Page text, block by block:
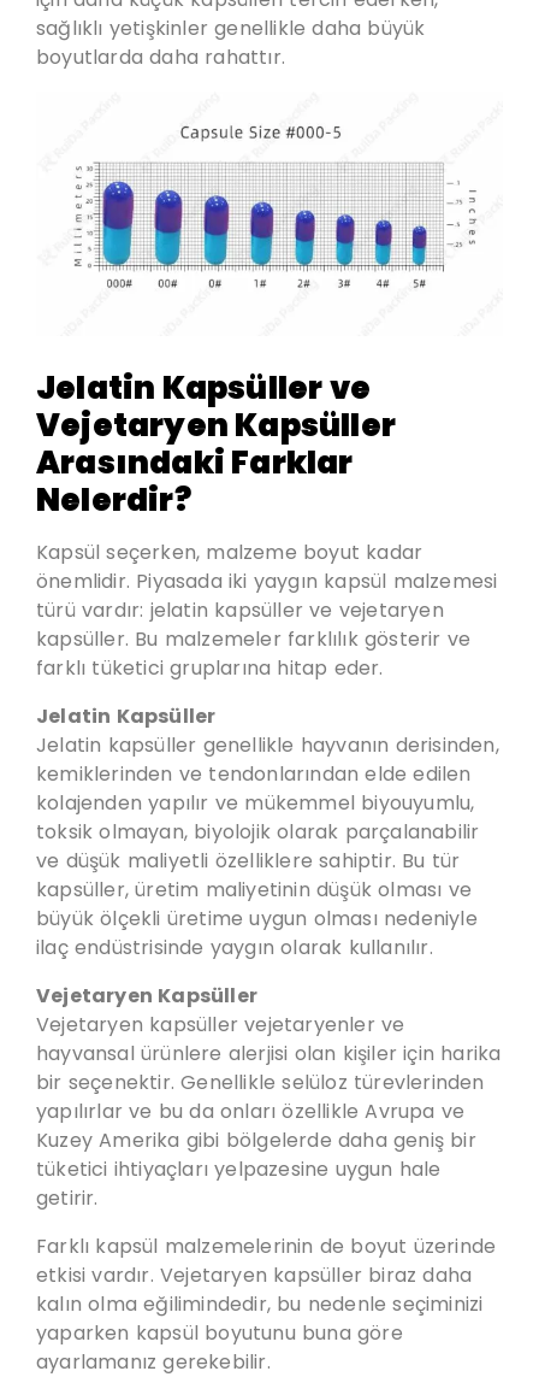
sağlıklı yetişkinler genellikle daha büyük
boyutlarda daha rahattır.
Jelatin Kapsüller ve
Vejetaryen Kapsüller
Arasındaki Farklar
Nelerdir?
Kapsül seçerken, malzeme boyut kadar
önemlidir. Piyasada iki yaygın kapsül malzemesi
türü vardır: jelatin kapsüller ve vejetaryen
kapsüller. Bu malzemeler farklılık gösterir ve
farklı tüketici gruplarına hitap eder.
Jelatin Kapsüller
Jelatin kapsüller genellikle hayvanın derisinden,
kemiklerinden ve tendonlarından elde edilen
kolajenden yapılır ve mükemmel biyouyumlu,
toksik olmayan, biyolojik olarak parçalanabilir
ve düşük maliyetli özelliklere sahiptir. Bu tür
kapsüller, üretim maliyetinin düşük olması ve
büyük ölçekli üretime uygun olması nedeniyle
ilaç endüstrisinde yaygın olarak kullanılır.
Vejetaryen Kapsüller
Vejetaryen kapsüller vejetaryenler ve
hayvansal ürünlere alerjisi olan kişiler için harika
bir seçenektir. Genellikle selüloz türevlerinden
yapılırlar ve bu da onları özellikle Avrupa ve
Kuzey Amerika gibi bölgelerde daha geniş bir
tüketici ihtiyaçları yelpazesine uygun hale
getirir.
Farklı kapsül malzemelerinin de boyut üzerinde
etkisi vardır. Vejetaryen kapsüller biraz daha
kalın olma eğilimindedir, bu nedenle seçiminizi
yaparken kapsül boyutunu buna göre
ayarlamanız gerekebilir.